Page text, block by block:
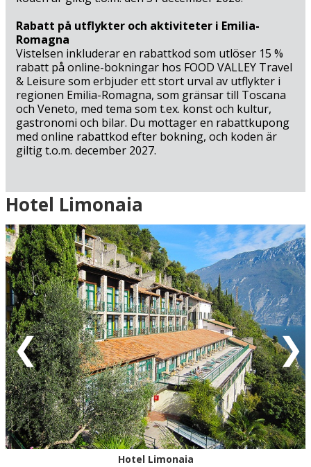
Rabatt på utflykter och aktiviteter i Emilia-
Romagna
Vistelsen inkluderar en rabattkod som utlöser 15 %
rabatt på online-bokningar hos FOOD VALLEY Travel
& Leisure som erbjuder ett stort urval av utflykter i
regionen Emilia-Romagna, som gränsar till Toscana
och Veneto, med tema som t.ex. konst och kultur,
gastronomi och bilar. Du mottager en rabattkupong
med online rabattkod efter bokning, och koden är
giltig t.o.m. december 2027.
Ankomst
Grön = ankomstdatum är ledig (bokning går att
genomföra direkt).
Gul = ankomstdatum är möjligen ledig (kan bokas mot
förfrågan - vi återkommer med definitiv
bokningsbekräftelse).
Röd = ankomstdatum är fullbokad.
Vit = ingen ankomst möjlig
Eventuell rabatt är avdragen från de angivna priserna.
Hotel Limonaia
Hotel Limonaia